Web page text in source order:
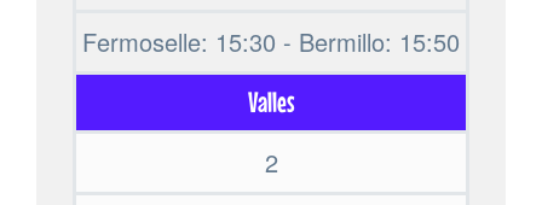
Fermoselle: 15:30 - Bermillo: 15:50
Valles
2